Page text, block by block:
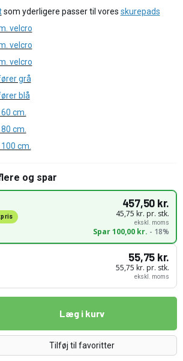
som yderligere passer til vores skurepads
velcro
velcro
velcro
grå
blå
cm.
cm.
cm.
og spar
457,50 kr.
45,75 kr. pr. stk.
ekskl. moms
Spar 100,00 kr. - 18%
55,75 kr.
55,75 kr. pr. stk.
ekskl. moms
Læg i kurv
Tilføj til favoritter